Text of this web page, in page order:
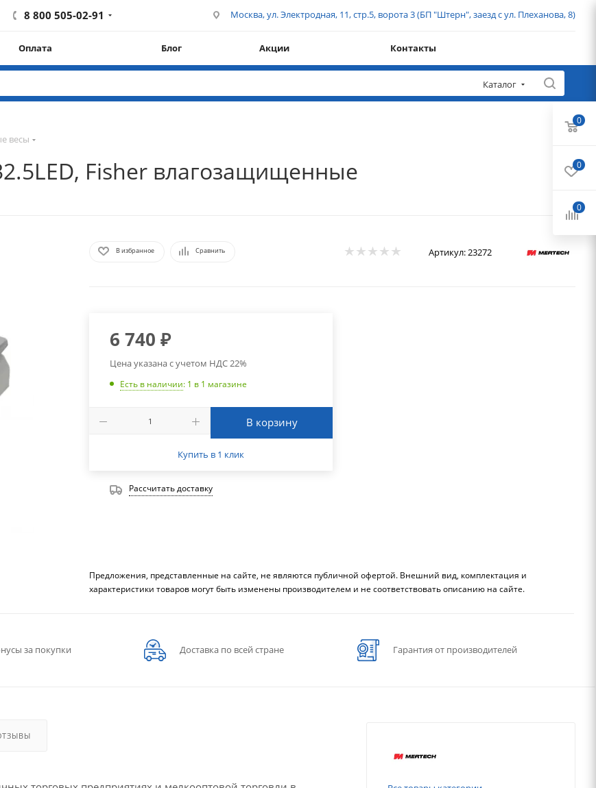
8 800 505-02-91 Москва, ул. Электродная, 11, стр.5, ворота 3 (БП "Штерн", заезд с ул. Плеханова, 8)
Оплата Блог Акции Контакты
Каталог
весы
Fisher влагозащищенные
В избранное Сравнить Артикул:23272
6 740 ₽
Цена указана с учетом НДС 22%
Есть в наличии: 1 в 1 магазине
В корзину
Купить в 1 клик
Рассчитать доставку
Предложения, представленные на сайте, не являются публичной офертой. Внешний вид, комплектация и
характеристики товаров могут быть изменены производителем и не соответствовать описанию на сайте.
за покупки Доставка по всей стране Гарантия от производителей
0
0
0